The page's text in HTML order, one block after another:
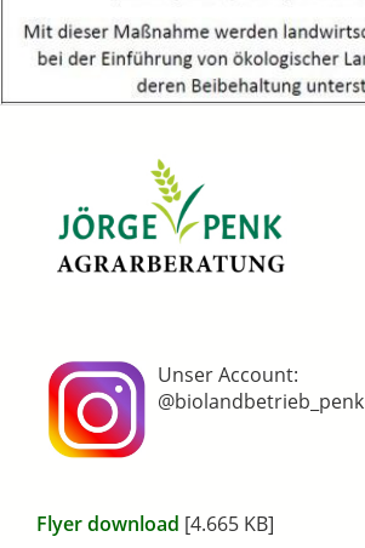
Unser Account:
@biolandbetrieb_penk
Flyer download [4.665 KB]